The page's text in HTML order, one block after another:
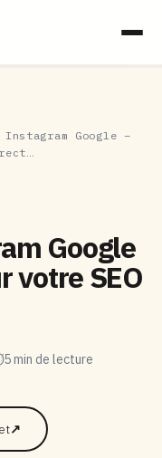
Instagram Google –
Google
votre SEO
5 min de lecture
↗